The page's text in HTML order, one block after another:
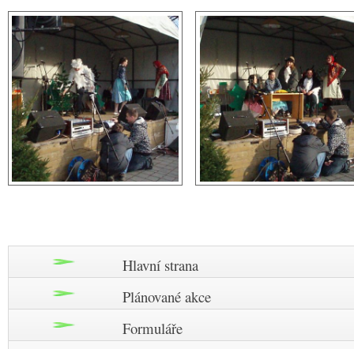
Hlavní strana
Plánované akce
Formuláře